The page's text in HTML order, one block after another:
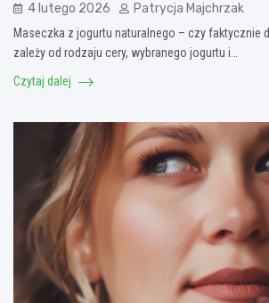
4 lutego 2026 Patrycja Majchrzak
Maseczka z jogurtu naturalnego – czy faktycznie
zależy od rodzaju cery, wybranego jogurtu i…
Czytaj dalej